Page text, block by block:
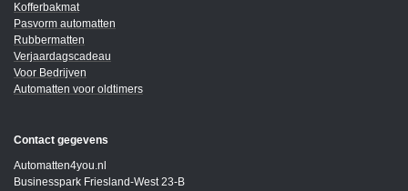
Kofferbakmat
Pasvorm automatten
Rubbermatten
Verjaardagscadeau
Voor Bedrijven
Automatten voor oldtimers
Contact gegevens
Automatten4you.nl
Businesspark Friesland-West 23-B